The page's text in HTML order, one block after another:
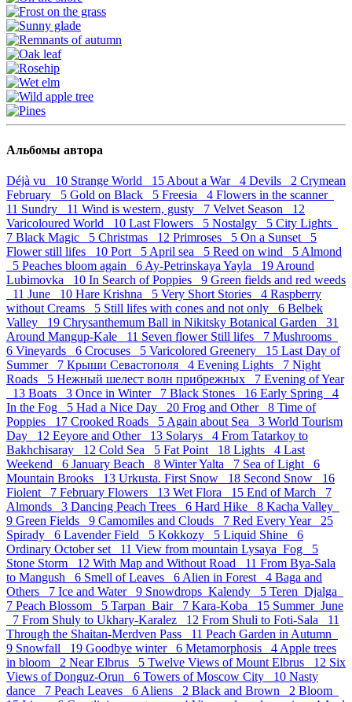
Альбомы автора
Déjà vu 10 Strange World 15 About a War 4 Devils 2 Crymean
February 5 Gold on Black 5 Freesia 4 Flowers in the scanner
11 Sundry 11 Wind is western, gusty 7 Velvet Season 12
Varicoloured World 10 Last Flowers 5 Nostalgy 5 City Lights
7 Black Magic 5 Christmas 12 Primroses 5 On a Sunset 5
Flower still lifes 10 Port 5 April sea 5 Reed on wind 5 Almond
5 Peaches bloom again 6 Ay-Petrinskaya Yayla 19 Around
Lubimovka 10 In Search of Poppies 9 Green fields and red weeds
11 June 10 Hare Krishna 5 Very Short Stories 4 Raspberry
without Creams 5 Still lifes with cones and not only 6 Belbek
Valley 19 Chrysanthemum Ball in Nikitsky Botanical Garden 31
Around Mangup-Kale 11 Seven flower Still lifes 7 Mushrooms
6 Vineyards 6 Crocuses 5 Varicolored Greenery 15 Last Day of
Summer 7 Крыши Севастополя 4 Evening Lights 7 Night
Roads 5 Нежный шелест волн прибрежных 7 Evening of Year
13 Boats 3 Once in Winter 7 Black Stones 16 Early Spring 4
In the Fog 5 Had a Nice Day 20 Frog and Other 8 Time of
Poppies 17 Crooked Roads 5 Again about Sea 3 World Tourism
Day 12 Eeyore and Other 13 Solarys 4 From Tatarkoy to
Bakhchisaray 12 Cold Sea 5 Fat Point 18 Lights 4 Last
Weekend 6 January Beach 8 Winter Yalta 7 Sea of Light 6
Mountain Brooks 13 Urkusta. First Snow 18 Second Snow 16
Fiolent 7 February Flowers 13 Wet Flora 15 End of March 7
Almonds 3 Dancing Peach Trees 6 Hard Hike 8 Kacha Valley
9 Green Fields 9 Camomiles and Clouds 7 Red Every Year 25
Spirady 6 Lavender Field 5 Kokkozy 5 Liquid Shine 6
Ordinary October set 11 View from mountain Lysaya_Fog 5
Stone Storm 12 With Map and Without Road 11 From Bya-Sala
to Mangush 6 Smell of Leaves 6 Alien in Forest 4 Baga and
Others 7 Ice and Water 9 Snowdrops_Kalendy 5 Teren_Djalga
7 Peach Blossom 5 Tarpan_Bair 7 Kara-Koba 15 Summer_June
7 From Shuly to Ukhary-Karalez 12 From Shuli to Foti-Sala 11
Through the Shaitan-Merdven Pass 11 Peach Garden in Autumn
9 Snowfall 19 Goodbye winter 6 Metamorphosis 4 Apple trees
in bloom 2 Near Elbrus 5 Twelve Views of Mount Elbrus 12 Six
Views of Donguz-Orun 6 Towers of Moscow City 10 Nasty
dance 7 Peach Leaves 6 Aliens 2 Black and Brown 2 Bloom